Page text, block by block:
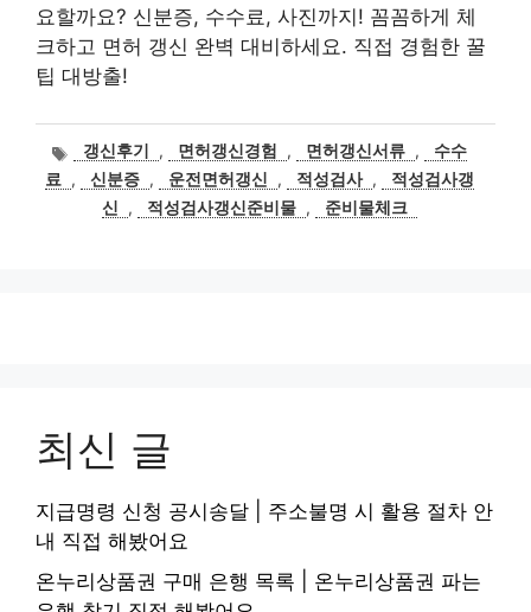
요할까요? 신분증, 수수료, 사진까지! 꼼꼼하게 체
크하고 면허 갱신 완벽 대비하세요. 직접 경험한 꿀
팁 대방출!
태갱신후기 , 면허갱신경험 , 면허갱신서류 ,
수수
료
, 신분증 , 운전면허갱신 , 적성검사 ,
적성검사갱
신
, 적성검사갱신준비물 , 준비물체크
최신 글
지급명령 신청 공시송달 | 주소불명 시 활용 절차 안
내 직접 해봤어요
온누리상품권 구매 은행 목록 | 온누리상품권 파는